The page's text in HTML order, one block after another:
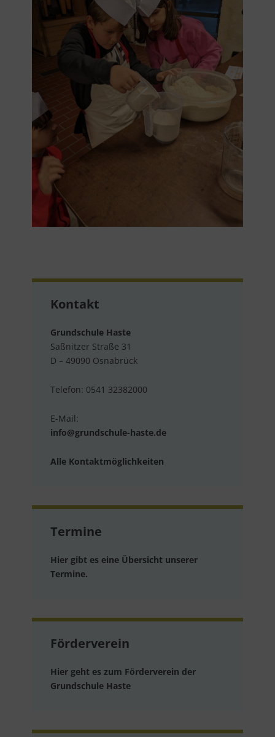
Kontakt
Grundschule Haste
Saßnitzer Straße 31
D – 49090 Osnabrück
Telefon: 0541 32382000
E-Mail:
info@grundschule-haste.de
Alle Kontaktmöglichkeiten
Termine
Hier gibt es eine Übersicht unserer
Termine.
Förderverein
Hier geht es zum Förderverein der
Grundschule Haste